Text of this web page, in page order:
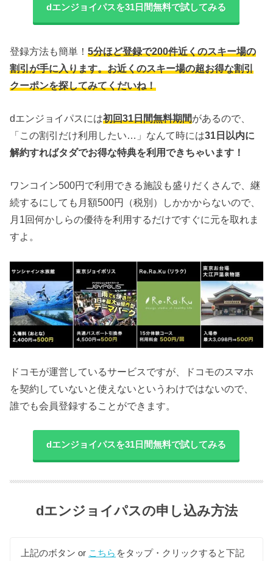
dエンジョイパスを31日間無料で試してみる
登録方法も簡単！5分ほど登録で200件近くのスキー場の
割引が手に入ります。お近くのスキー場の超お得な割引
クーポンを探してみてくだいね！
dエンジョイパスには初回31日間無料期間があるので、
「この割引だけ利用したい…」なんて時には31日以内に
解約すればタダでお得な特典を利用できちゃいます！
ワンコイン500円で利用できる施設も盛りだくさんで、継
続するにしても月額500円（税別）しかかからないので、
月1回何かしらの優待を利用するだけですぐに元を取れま
すよ。
ドコモが運営しているサービスですが、ドコモのスマホ
を契約していないと使えないというわけではないので、
誰でも会員登録することができます。
dエンジョイパスを31日間無料で試してみる
dエンジョイパスの申し込み方法
上記のボタン or こちら をタップ・クリックすると下記